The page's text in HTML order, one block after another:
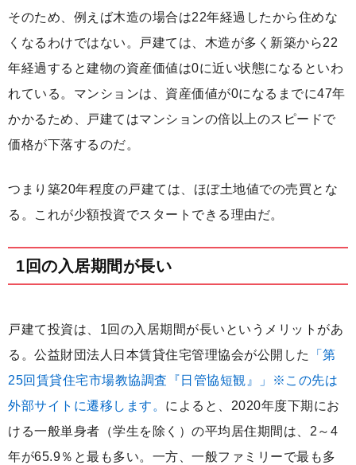
そのため、例えば木造の場合は22年経過したから住めな
くなるわけではない。戸建ては、木造が多く新築から22
年経過すると建物の資産価値は0に近い状態になるといわ
れている。マンションは、資産価値が0になるまでに47年
かかるため、戸建てはマンションの倍以上のスピードで
価格が下落するのだ。
つまり築20年程度の戸建ては、ほぼ土地値での売買とな
る。これが少額投資でスタートできる理由だ。
1回の入居期間が長い
戸建て投資は、1回の入居期間が長いというメリットがあ
る。公益財団法人日本賃貸住宅管理協会が公開した
「第
25回賃貸住宅市場教協調査『日管協短観』」※この先は
外部サイトに遷移します。 によると、2020年度下期にお
ける一般単身者（学生を除く）の平均居住期間は、2～4
年が65.9％と最も多い。一方、一般ファミリーで最も多